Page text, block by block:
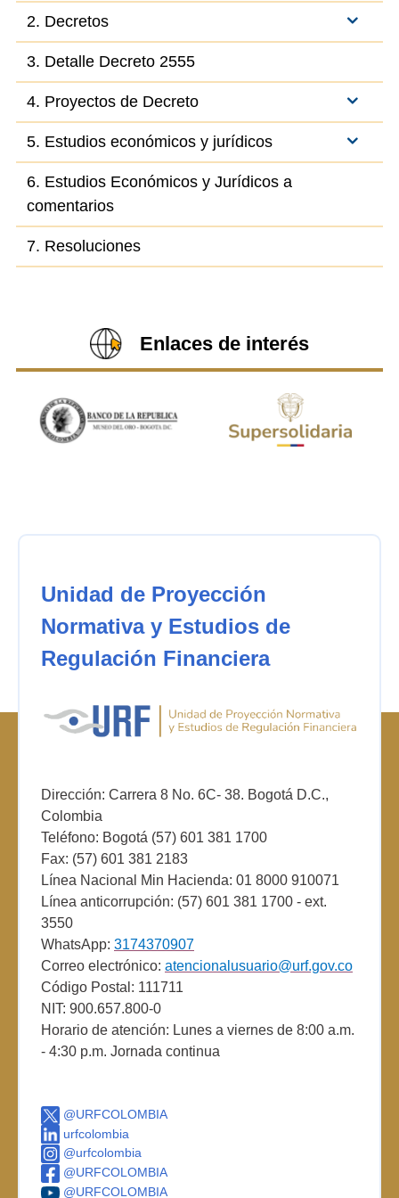
2. Decretos
3. Detalle Decreto 2555
4. Proyectos de Decreto
5. Estudios económicos y jurídicos
6. Estudios Económicos y Jurídicos a
comentarios
7. Resoluciones
Enlaces de interés
Unidad de Proyección
Normativa y Estudios de
Regulación Financiera
Dirección: Carrera 8 No. 6C- 38. Bogotá D.C.,
Colombia
Teléfono: Bogotá (57) 601 381 1700
Fax: (57) 601 381 2183
Línea Nacional Min Hacienda: 01 8000 910071
Línea anticorrupción: (57) 601 381 1700 - ext.
3550
WhatsApp: 3174370907
Correo electrónico: atencionalusuario@urf.gov.co
Código Postal: 111711
NIT: 900.657.800-0
Horario de atención: Lunes a viernes de 8:00 a.m.
- 4:30 p.m. Jornada continua
@URFCOLOMBIA
urfcolombia
@urfcolombia
@URFCOLOMBIA
@URFCOLOMBIA